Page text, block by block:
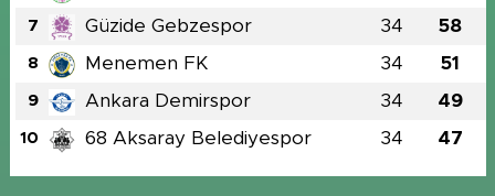
7 Güzide Gebzespor 34 58
8 Menemen FK 34 51
9 Ankara Demirspor 34 49
10 68 Aksaray Belediyespor 34 47